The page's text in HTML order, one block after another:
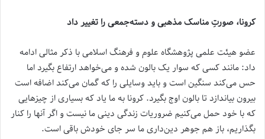
کرونا، صورتِ مناسک مذهبی و دسته‌جمعی را تغییر داد
عضو هیئت علمی پژوهشگاه علوم و فرهنگ اسلامی با ذکر مثالی ادامه
داد: مانند کسی که سوار یک بالون شده و می‌خواهد ارتفاع بگیرد اما
حس می‌کند سنگین است و باید وسایلی را که گمان می‌کند اضافه است
بیرون بیاندازد تا بالون اوج بگیرد. کرونا به ما یاد که بسیاری از چیزهایی
که با خود حمل می‌کنیم ضروریات زندگی دینی ما نیست و اگر آنها را کنار
بگذاریم، باز هم جوهر دین‌داری ما سر جای خودش باقی است.